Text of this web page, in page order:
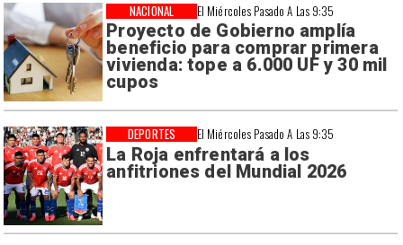
El Miércoles Pasado A Las 9:35
Proyecto de Gobierno amplía
beneficio para comprar primera
vivienda: tope a 6.000 UF y 30 mil
cupos
NACIONAL
El Miércoles Pasado A Las 9:35
La Roja enfrentará a los
anfitriones del Mundial 2026
DEPORTES